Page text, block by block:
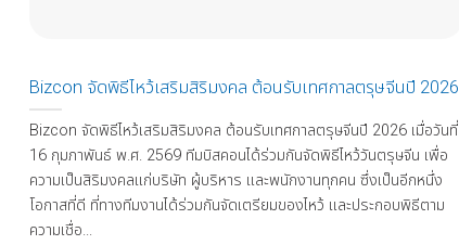
Bizcon จัดพิธีไหว้เสริมสิริมงคล ต้อนรับเทศกาลตรุษจีนปี 2026
Bizcon จัดพิธีไหว้เสริมสิริมงคล ต้อนรับเทศกาลตรุษจีนปี 2026 เมื่อวันที่
16 กุมภาพันธ์ พ.ศ. 2569 ทีมบิสคอนได้ร่วมกันจัดพิธีไหว้วันตรุษจีน เพื่อ
ความเป็นสิริมงคลแก่บริษัท ผู้บริหาร และพนักงานทุกคน ซึ่งเป็นอีกหนึ่ง
โอกาสที่ดี ที่ทางทีมงานได้ร่วมกันจัดเตรียมของไหว้ และประกอบพิธีตาม
ความเชื่อ...